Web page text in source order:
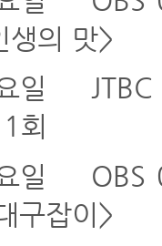
생의 맛>
일
JTBC
회
일
OBS
구잡이>